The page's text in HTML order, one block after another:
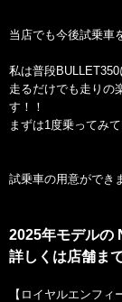
当店でも今後試乗車
私は普段
走るだけでも走りの
す！！
まずは1度乗ってみ
試乗車の用意ができ
2025年モデルの
詳しくは店舗ま
【ロイヤルエンフィ